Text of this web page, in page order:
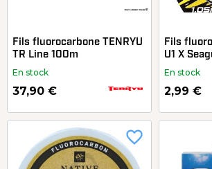
Fils fluorocarbone TENRYU
TR Line 100m
En stock
37,90 €
Fils
U1 X
En stock
2,99 €
favorite_border